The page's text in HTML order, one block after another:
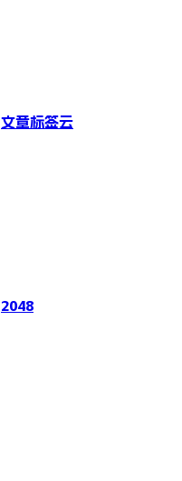
文章标签云
2048